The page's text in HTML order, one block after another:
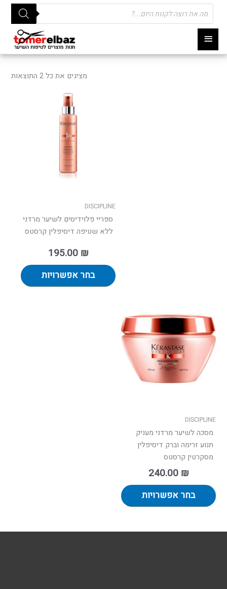
תפריט
ראשי
Products
search
מציגים את כל ⁦2⁩ התוצאות לפי
DISCIPLINE
מסכה לשיער מרדני מעניק
תנוע זרימה וברק דיסיפלין
מסקרטין קרסטס
240.00 ₪
בחר אפשרויות
יש
DISCIPLINE
ספריי פלוידיסים לשיער מרדני
ללא שטיפה דיסיפלין קרסטס
195.00 ₪
בחר אפשרויות